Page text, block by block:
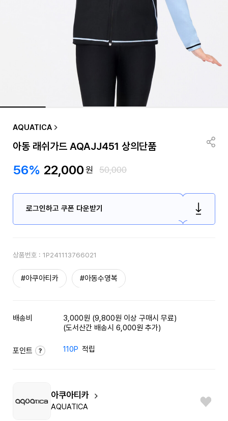
AQUATICA
아동 래쉬가드 AQAJJ451 상의단품
56% 22,000원 50,000
로그인하고 쿠폰 다운받기
상품번호 : 1P241113766021
#아쿠아티카 #아동수영복
배송비
3,000원 (9,800원 이상 구매시 무료)
(도서산간 배송시 6,000원 추가)
포인트 110P 적립
아쿠아티카
AQUATICA